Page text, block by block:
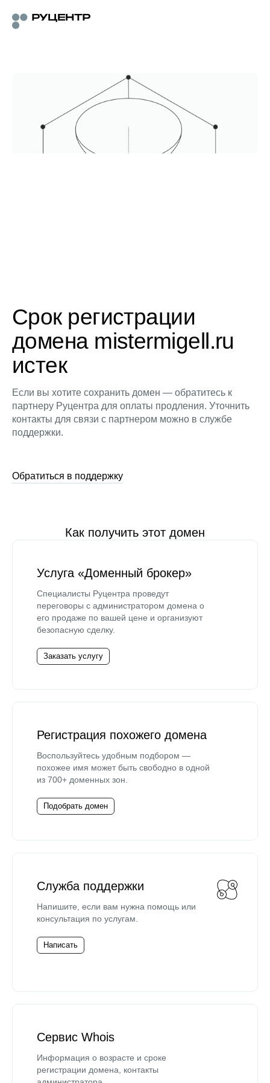
Срок регистрации
домена mistermigell.ru
истек
Если вы хотите сохранить домен — обратитесь к
партнеру Руцентра для оплаты продления. Уточнить
контакты для связи с партнером можно в службе
поддержки.
Обратиться в поддержку
Как получить этот домен
Услуга «Доменный брокер»
Специалисты Руцентра проведут
переговоры с администратором домена о
его продаже по вашей цене и организуют
безопасную сделку.
Заказать услугу
Регистрация похожего домена
Воспользуйтесь удобным подбором —
похожее имя может быть свободно в одной
из 700+ доменных зон.
Подобрать домен
Служба поддержки
Напишите, если вам нужна помощь или
консультация по услугам.
Написать
Сервис Whois
Информация о возрасте и сроке
регистрации домена, контакты